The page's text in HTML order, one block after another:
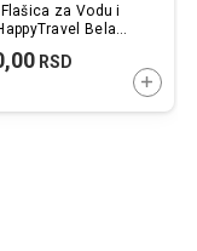
za Vodu i
Bela
RSD